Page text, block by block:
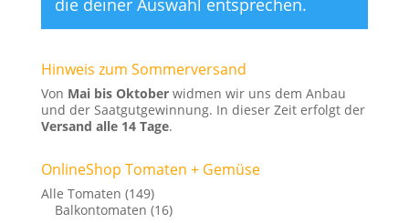
die deiner Auswahl entsprechen.
Hinweis zum Sommerversand
Von Mai bis Oktoberwidmen wir uns dem Anbau
und der Saatgutgewinnung. In dieser Zeit erfolgt der
Versand alle 14 Tage.
OnlineShop Tomaten + Gemüse
Alle Tomaten (149)
Balkontomaten (16)